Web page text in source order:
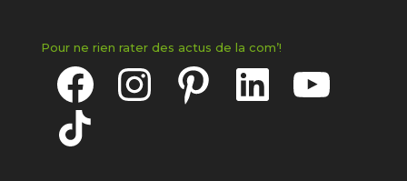
Pour ne rien rater des actus de la com’!
Facebook Instagram Pinterest LinkedIn
TikTok